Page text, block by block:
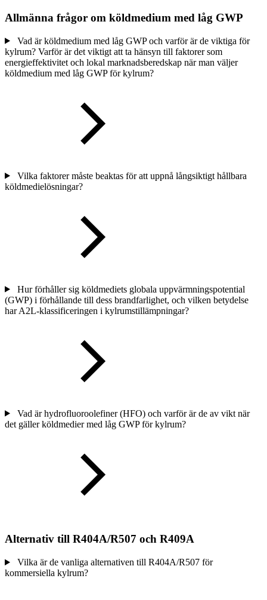
Allmänna frågor om köldmedium med låg GWP
Vad är köldmedium med låg GWP och varför är de viktiga för
kylrum? Varför är det viktigt att ta hänsyn till faktorer som
energieffektivitet och lokal marknadsberedskap när man väljer
köldmedium med låg GWP för kylrum?
Vilka faktorer måste beaktas för att uppnå långsiktigt hållbara
köldmedielösningar?
Hur förhåller sig köldmediets globala uppvärmningspotential
(GWP) i förhållande till dess brandfarlighet, och vilken betydelse
har A2L-klassificeringen i kylrumstillämpningar?
Vad är hydrofluoroolefiner (HFO) och varför är de av vikt när
det gäller köldmedier med låg GWP för kylrum?
Alternativ till R404A/R507 och R409A
Vilka är de vanliga alternativen till R404A/R507 för
kommersiella kylrum?